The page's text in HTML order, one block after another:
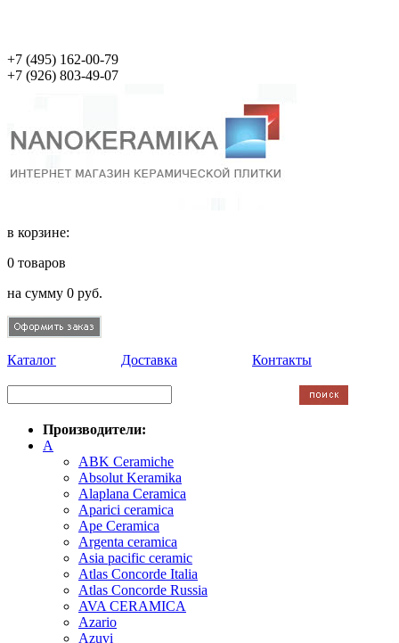
+7 (495) 162-00-79
+7 (926) 803-49-07
в корзине:
0 товаров
на сумму 0 руб.
Каталог Доставка Контакты
Производители:
A
ABK Ceramiche
Absolut Keramika
Alaplana Ceramica
Aparici ceramica
Ape Ceramica
Argenta ceramica
Asia pacific ceramic
Atlas Concorde Italia
Atlas Concorde Russia
AVA CERAMICA
Azario
Azuvi